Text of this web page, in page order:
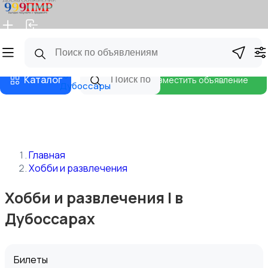
Главная
КаталогДубоссары
Разместить объявление
Главная
Хобби и развлечения
Хобби и развлечения | в
Дубоссарах
Билеты